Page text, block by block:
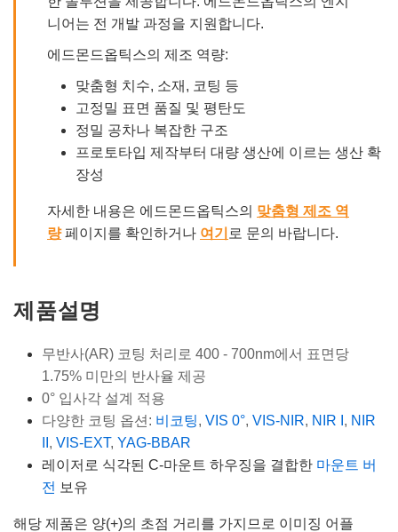
니어는 전 개발 과정을 지원합니다.
에드몬드옵틱스의 제조 역량:
맞춤형 치수, 소재, 코팅 등
고정밀 표면 품질 및 평탄도
정밀 공차나 복잡한 구조
프로토타입 제작부터 대량 생산에 이르는 생산 확
장성
자세한 내용은 에드몬드옵틱스의 맞춤형 제조 역
량페이지를 확인하거나 여기 로 문의 바랍니다.
제품설명
무반사(AR) 코팅 처리로 400 - 700nm에서 표면당
1.75% 미만의 반사율 제공
0° 입사각 설계 적용
다양한 코팅 옵션: 비코팅, VIS 0°, VIS-NIR, NIR I , NIR
, VIS-EXT, YAG-BBAR
레이저로 식각된 C-마운트 하우징을 결합한 마운트 버
전 보유
해당 제품은 양(+)의 초점 거리를 가지므로 이미징 어플